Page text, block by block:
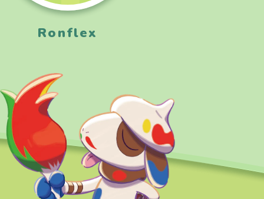
Ronflex